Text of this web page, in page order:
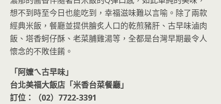
想不到時至今日也能吃到，幸福滋味難以言喻。除了兩款
經典米飯，餐廳並提供膾炙人口的乾煎豬肝、古早味滷肉
飯、塔香蚵仔酥、老菜脯雞湯等，全都是台灣早期最令人
懷念的不敗佳餚。
「阿嬤ㄟ古早味」
台北美福大飯店「米香台菜餐廳」
訂位：（02）7722-3391